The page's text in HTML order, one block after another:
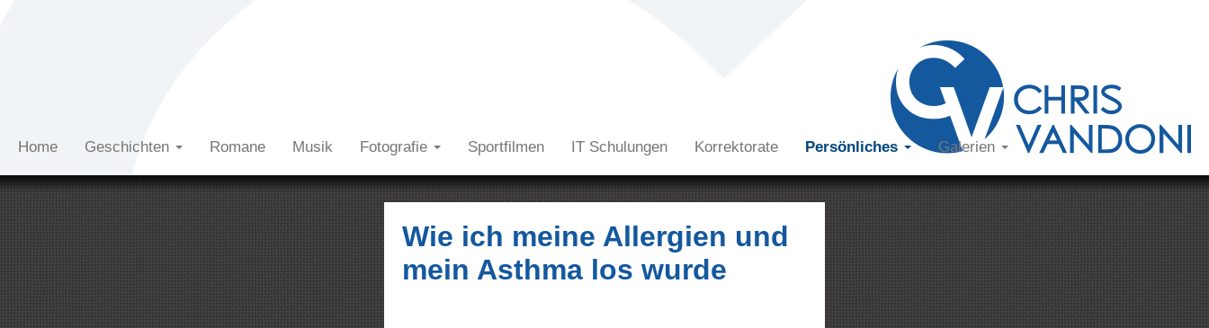
Home Geschichten Romane Musik Fotografie Sportfilmen IT Schulungen Korrektorate Persönliches Galerien
Wie ich meine Allergien und
mein Asthma los wurde